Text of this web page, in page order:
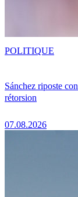
Sánchez riposte
rétorsion
07.08.2026
POLITIQUE